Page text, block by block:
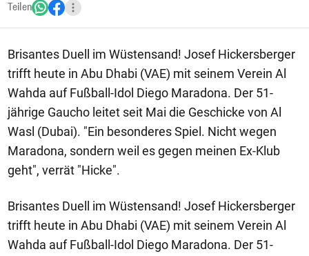
Teilen
Brisantes Duell im Wüstensand! Josef Hickersberger
trifft heute in Abu Dhabi (VAE) mit seinem Verein Al
Wahda auf Fußball-Idol Diego Maradona. Der 51-
jährige Gaucho leitet seit Mai die Geschicke von Al
Wasl (Dubai). "Ein besonderes Spiel. Nicht wegen
Maradona, sondern weil es gegen meinen Ex-Klub
geht", verrät "Hicke".
Brisantes Duell im Wüstensand! Josef Hickersberger
trifft heute in Abu Dhabi (VAE) mit seinem Verein Al
Wahda auf Fußball-Idol Diego Maradona. Der 51-